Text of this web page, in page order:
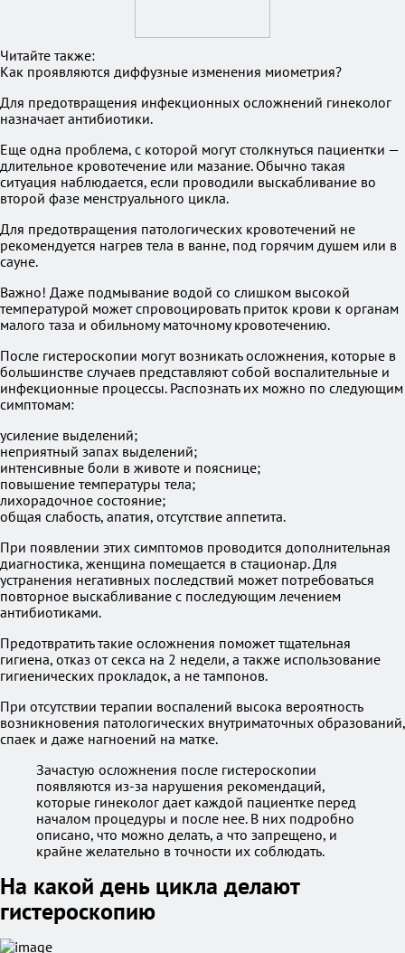
Читайте также:
Как проявляются диффузные изменения миометрия?
Для предотвращения инфекционных осложнений гинеколог
назначает антибиотики.
Еще одна проблема, с которой могут столкнуться пациентки —
длительное кровотечение или мазание. Обычно такая
ситуация наблюдается, если проводили выскабливание во
второй фазе менструального цикла.
Для предотвращения патологических кровотечений не
рекомендуется нагрев тела в ванне, под горячим душем или в
сауне.
Важно! Даже подмывание водой со слишком высокой
температурой может спровоцировать приток крови к органам
малого таза и обильному маточному кровотечению.
После гистероскопии могут возникать осложнения, которые в
большинстве случаев представляют собой воспалительные и
инфекционные процессы. Распознать их можно по следующим
симптомам:
усиление выделений;
неприятный запах выделений;
интенсивные боли в животе и пояснице;
повышение температуры тела;
лихорадочное состояние;
общая слабость, апатия, отсутствие аппетита.
При появлении этих симптомов проводится дополнительная
диагностика, женщина помещается в стационар. Для
устранения негативных последствий может потребоваться
повторное выскабливание с последующим лечением
антибиотиками.
Предотвратить такие осложнения поможет тщательная
гигиена, отказ от секса на 2 недели, а также использование
гигиенических прокладок, а не тампонов.
При отсутствии терапии воспалений высока вероятность
возникновения патологических внутриматочных образований,
спаек и даже нагноений на матке.
Зачастую осложнения после гистероскопии
появляются из-за нарушения рекомендаций,
которые гинеколог дает каждой пациентке перед
началом процедуры и после нее. В них подробно
описано, что можно делать, а что запрещено, и
крайне желательно в точности их соблюдать.
На какой день цикла делают
гистероскопию